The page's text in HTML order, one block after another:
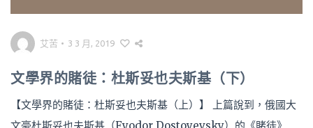
艾苦 • 3 3 月, 2019
文學界的賭徒：杜斯妥也夫斯基（下）
【文學界的賭徒：杜斯妥也夫斯基（上）】 上篇說到，俄國大